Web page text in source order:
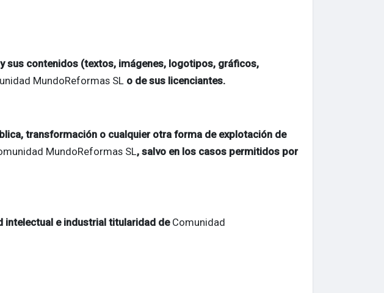
sus contenidos (textos, imágenes, logotipos, gráficos,
MundoReformas SL o de sus licenciantes.
transformación o cualquier otra forma de explotación de
MundoReformas SL, salvo en los casos permitidos por
intelectual e industrial titularidad de Comunidad